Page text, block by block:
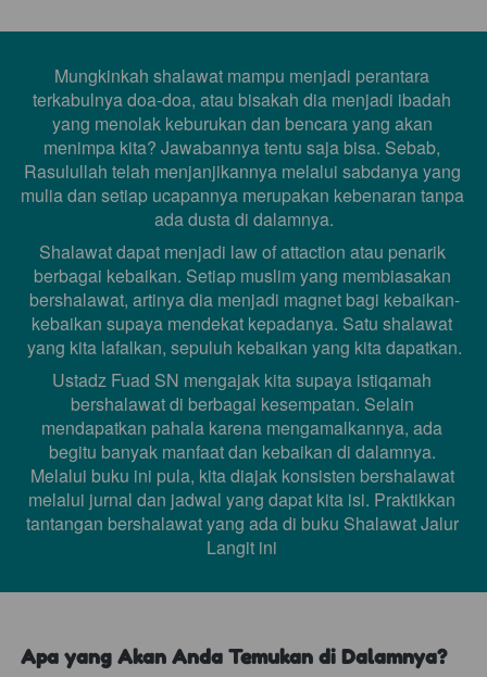
Mungkinkah shalawat mampu menjadi perantara
terkabulnya doa-doa, atau bisakah dia menjadi ibadah
yang menolak keburukan dan bencara yang akan
menimpa kita? Jawabannya tentu saja bisa. Sebab,
Rasulullah telah menjanjikannya melalui sabdanya yang
mulia dan setiap ucapannya merupakan kebenaran tanpa
ada dusta di dalamnya.
Shalawat dapat menjadi law of attaction atau penarik
berbagai kebaikan. Setiap muslim yang membiasakan
bershalawat, artinya dia menjadi magnet bagi kebaikan-
kebaikan supaya mendekat kepadanya. Satu shalawat
yang kita lafalkan, sepuluh kebaikan yang kita dapatkan.
Ustadz Fuad SN mengajak kita supaya istiqamah
bershalawat di berbagai kesempatan. Selain
mendapatkan pahala karena mengamalkannya, ada
begitu banyak manfaat dan kebaikan di dalamnya.
Melalui buku ini pula, kita diajak konsisten bershalawat
melalui jurnal dan jadwal yang dapat kita isi. Praktikkan
tantangan bershalawat yang ada di buku Shalawat Jalur
Langit ini
Apa yang Akan Anda Temukan di Dalamnya?